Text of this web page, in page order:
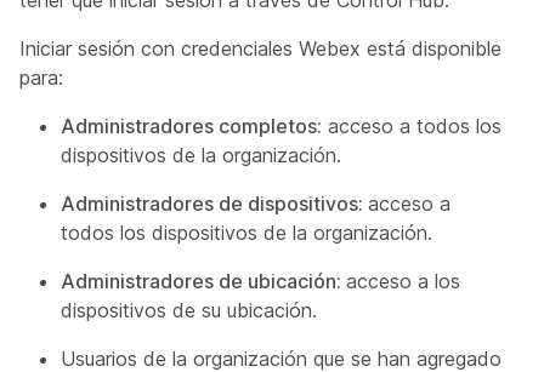
Iniciar sesión con credenciales Webex está disponible
para:
Administradores completos: acceso a todos los
dispositivos de la organización.
Administradores de dispositivos: acceso a
todos los dispositivos de la organización.
Administradores de ubicación: acceso a los
dispositivos de su ubicación.
Usuarios de la organización que se han agregado